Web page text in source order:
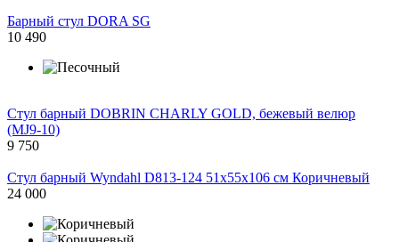
Барный стул DORA SG
10 490
Стул барный DOBRIN CHARLY GOLD, бежевый велюр
(MJ9-10)
9 750
Стул барный Wyndahl D813-124 51х55х106 см Коричневый
24 000